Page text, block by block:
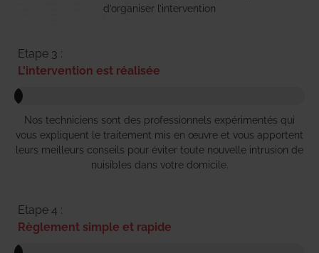
d’organiser l’intervention
Etape 3 :
L'intervention est réalisée
Nos techniciens sont des professionnels expérimentés qui
vous expliquent le traitement mis en œuvre et vous apportent
leurs meilleurs conseils pour éviter toute nouvelle intrusion de
nuisibles dans votre domicile.
Etape 4 :
Règlement simple et rapide